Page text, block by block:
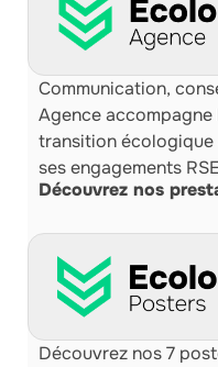
Communication,
Agence
transition
ses engagements
Découvrez nos
Découvrez nos 7